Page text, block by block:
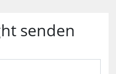
senden